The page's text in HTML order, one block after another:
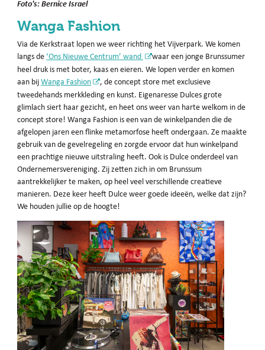
Foto's: Bernice Israel
Wanga Fashion
Via de Kerkstraat lopen we weer richting het Vijverpark. We komen
langs de ‘Ons Nieuwe Centrum’ wand
waar een jonge Brunssumer
heel druk is met boter, kaas en eieren. We lopen verder en komen
aan bijWanga Fashion
, de concept store met exclusieve
tweedehands merkkleding en kunst. Eigenaresse Dulces grote
glimlach siert haar gezicht, en heet ons weer van harte welkom in de
concept store! Wanga Fashion is een van de winkelpanden die de
afgelopen jaren een flinke metamorfose heeft ondergaan. Ze maakte
gebruik van de gevelregeling en zorgde ervoor dat hun winkelpand
een prachtige nieuwe uitstraling heeft. Ook is Dulce onderdeel van
Ondernemersvereniging. Zij zetten zich in om Brunssum
aantrekkelijker te maken, op heel veel verschillende creatieve
manieren. Deze keer heeft Dulce weer goede ideeën, welke dat zijn?
We houden jullie op de hoogte!